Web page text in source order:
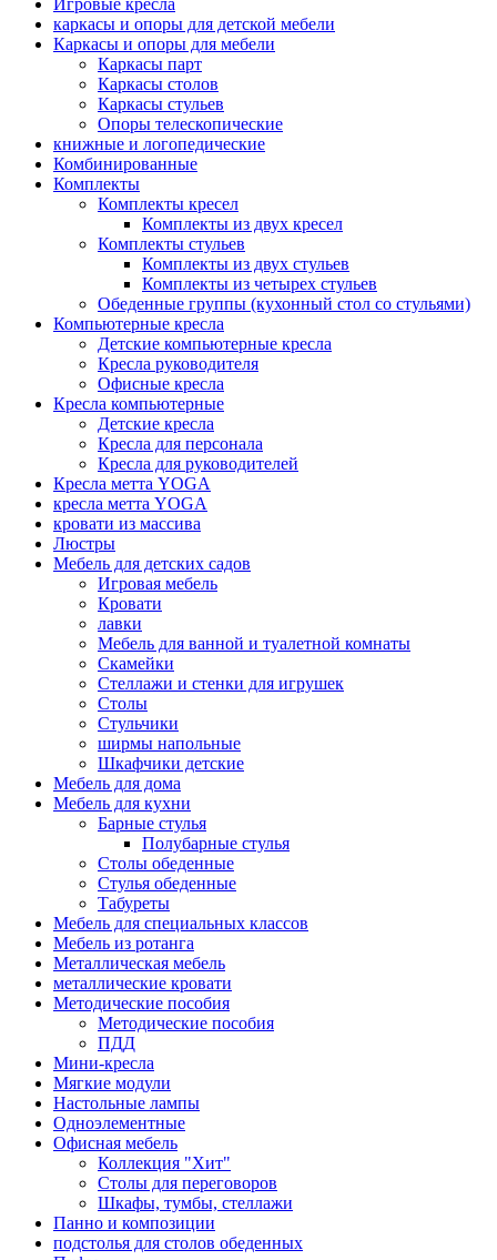
Игровые кресла
каркасы и опоры для детской мебели
Каркасы и опоры для мебели
Каркасы парт
Каркасы столов
Каркасы стульев
Опоры телескопические
книжные и логопедические
Комбинированные
Комплекты
Комплекты кресел
Комплекты из двух кресел
Комплекты стульев
Комплекты из двух стульев
Комплекты из четырех стульев
Обеденные группы (кухонный стол со стульями)
Компьютерные кресла
Детские компьютерные кресла
Кресла руководителя
Офисные кресла
Кресла компьютерные
Детские кресла
Кресла для персонала
Кресла для руководителей
Кресла метта YOGA
кресла метта YOGA
кровати из массива
Люстры
Мебель для детских садов
Игровая мебель
Кровати
лавки
Мебель для ванной и туалетной комнаты
Скамейки
Стеллажи и стенки для игрушек
Столы
Стульчики
ширмы напольные
Шкафчики детские
Мебель для дома
Мебель для кухни
Барные стулья
Полубарные стулья
Столы обеденные
Стулья обеденные
Табуреты
Мебель для специальных классов
Мебель из ротанга
Металлическая мебель
металлические кровати
Методические пособия
Методические пособия
ПДД
Мини-кресла
Мягкие модули
Настольные лампы
Одноэлементные
Офисная мебель
Коллекция "Хит"
Столы для переговоров
Шкафы, тумбы, стеллажи
Панно и композиции
подстолья для столов обеденных